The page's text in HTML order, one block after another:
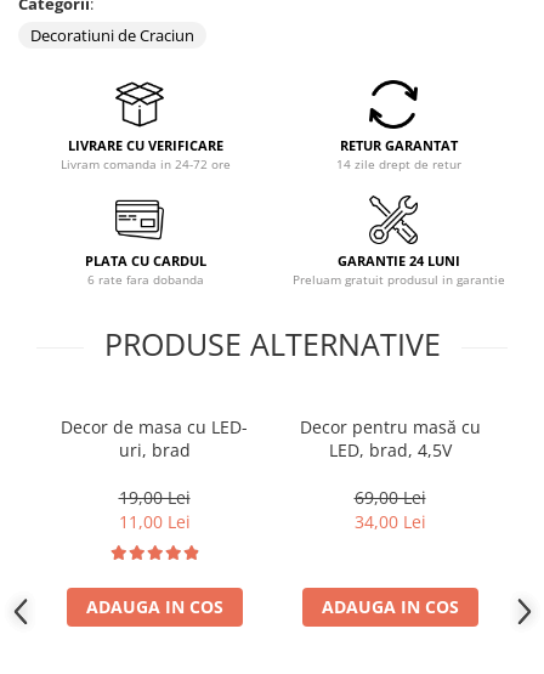
Coloane dus
Baterii de bucatarie
Baterii de baie
Echipamente de lucru
Betoniere si vibratoare beton
Accesorii beton
Motocultoare
Produse uz casnic
Seminee electrice
Convectoare si aeroterme electrice
Decoratiuni de Craciun
LIVRARE CU VERIFICARE
Livram comanda in 24-72 ore
RETUR GARANTAT
14 zile drept de retur
PLATA CU CARDUL
6 rate fara dobanda
GARANTIE 24 LUNI
Preluam gratuit produsul in garantie
PRODUSE ALTERNATIVE
Decor de masa cu LED-
uri, brad
19,00 Lei
11,00 Lei
ADAUGA IN COS
Decor pentru masă cu
LED, brad, 4,5V
69,00 Lei
34,00 Lei
ADAUGA IN COS